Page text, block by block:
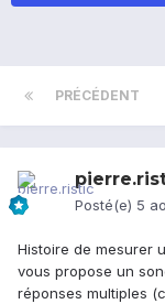
PRÉCÉDENT
Posté(e) 5
Histoire de mesurer
vous propose un
réponses multiples